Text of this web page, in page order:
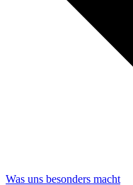
Was uns besonders macht